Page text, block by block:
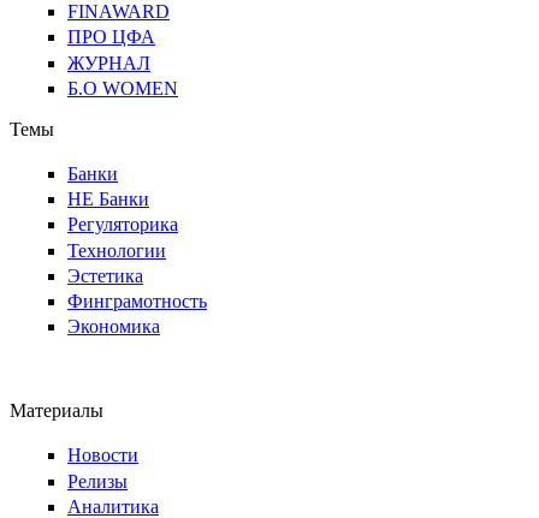
FINAWARD
ПРО ЦФА
ЖУРНАЛ
Б.О WOMEN
Темы
Банки
НЕ Банки
Регуляторика
Технологии
Эстетика
Финграмотность
Экономика
Материалы
Новости
Релизы
Аналитика